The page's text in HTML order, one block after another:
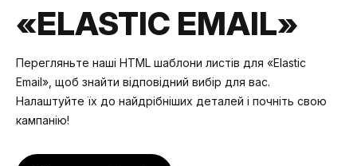
«ELASTIC EMAIL»
Перегляньте наші HTML шаблони листів для «Elastic
Email», щоб знайти відповідний вибір для вас.
Налаштуйте їх до найдрібніших деталей і почніть свою
кампанію!